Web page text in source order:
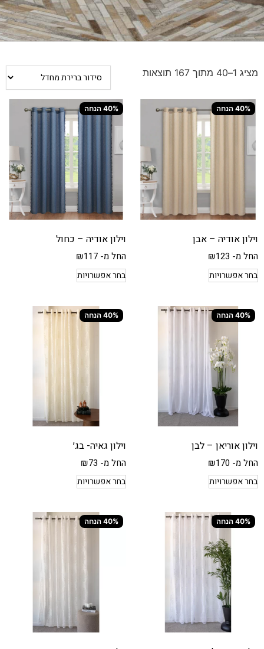
מציג 1–40 מתוך 167 תוצאות
40% הנחה
וילון אודיה – אבן
החל מ- ₪123
בחר אפשרויות
40% הנחה
וילון אודיה – כחול
החל מ- ₪117
בחר אפשרויות
40% הנחה
וילון אוריאן – לבן
החל מ- ₪170
בחר אפשרויות
40% הנחה
וילון גאיה- בג׳
החל מ- ₪73
בחר אפשרויות
40% הנחה 40% הנחה